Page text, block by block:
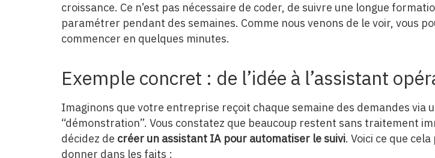
croissance. Ce n’est pas nécessaire de coder, de suivre une longue
paramétrer pendant des semaines. Comme nous venons de le voir, vous
commencer en quelques minutes.
Exemple concret : de l’idée à l’assistant
Imaginons que votre entreprise reçoit chaque semaine des demandes via
“démonstration”. Vous constatez que beaucoup restent sans traitement
décidez de créer un assistant IA pour automatiser le suivi. Voici ce que
donner dans les faits :